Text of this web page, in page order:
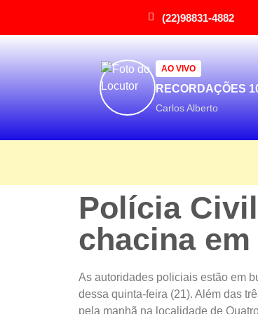
(22)98831-4882
AO VIVO
RECORDAÇÕES
Carlos Alberto
Polícia
chacina
As autoridades policiais estão em
dessa quinta-feira (21). Além das
pela manhã na localidade de